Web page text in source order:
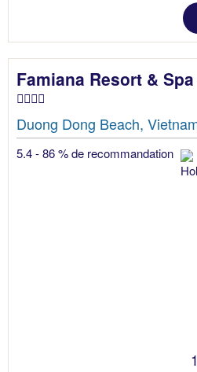
Famiana Resort &
Duong Dong Beach,
5.4 - 86 % de recommandation